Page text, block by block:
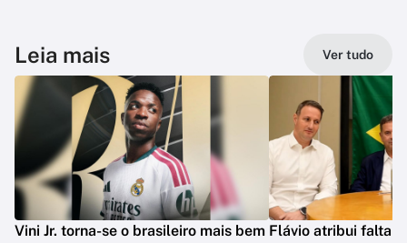
Leia mais Ver tudo
Vini Jr. torna-se o brasileiro mais bem Flávio atribui falta